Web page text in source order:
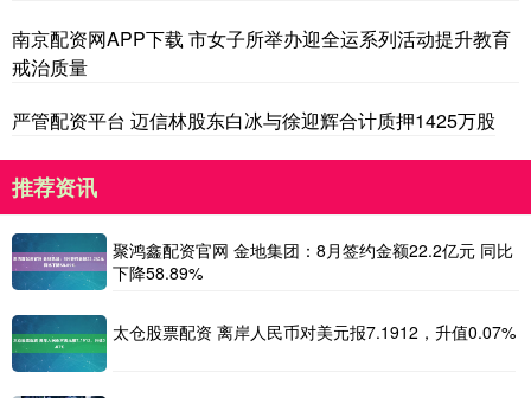
南京配资网APP下载 市女子所举办迎全运系列活动提升教育
戒治质量
严管配资平台 迈信林股东白冰与徐迎辉合计质押1425万股
推荐资讯
聚鸿鑫配资官网 金地集团：8月签约金额22.2亿元 同比
下降58.89%
太仓股票配资 离岸人民币对美元报7.1912，升值0.07%